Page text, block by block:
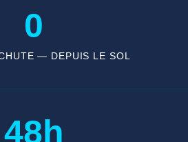
0
— DEPUIS LE SOL
48h